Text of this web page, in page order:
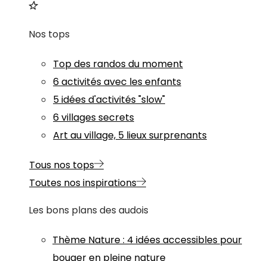
Nos tops
Top des randos du moment
6 activités avec les enfants
5 idées d'activités "slow"
6 villages secrets
Art au village, 5 lieux surprenants
Tous nos tops
Toutes nos inspirations
Les bons plans des audois
Thème Nature: 4 idées accessibles pour
bouger en pleine nature